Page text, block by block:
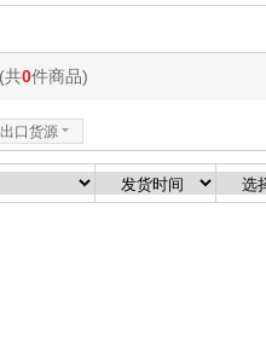
(共0件商品)
口货源 6